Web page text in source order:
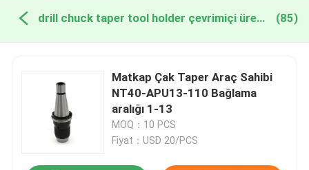
drill chuck taper tool holder çevrimiçi üretim (85)
Matkap Çak Taper Araç Sahibi
NT40-APU13-110 Bağlama
aralığı 1-13
MOQ：10 PCS
Fiyat：USD 20/PCS